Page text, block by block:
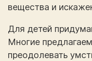
вещества и
Для детей
Многие
преодолевать